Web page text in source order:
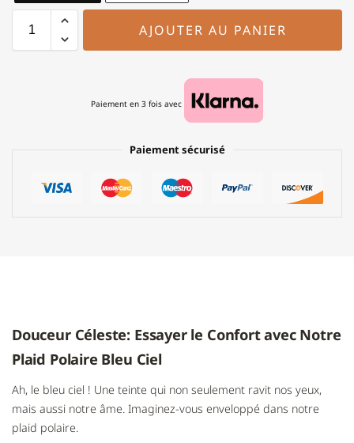
AJOUTER AU PANIER
Paiement en 3 fois avec
Paiement sécurisé
Douceur Céleste: Essayer le Confort avec Notre
Plaid Polaire Bleu Ciel
Ah, le bleu ciel ! Une teinte qui non seulement ravit nos yeux,
mais aussi notre âme. Imaginez-vous enveloppé dans notre
plaid polaire.